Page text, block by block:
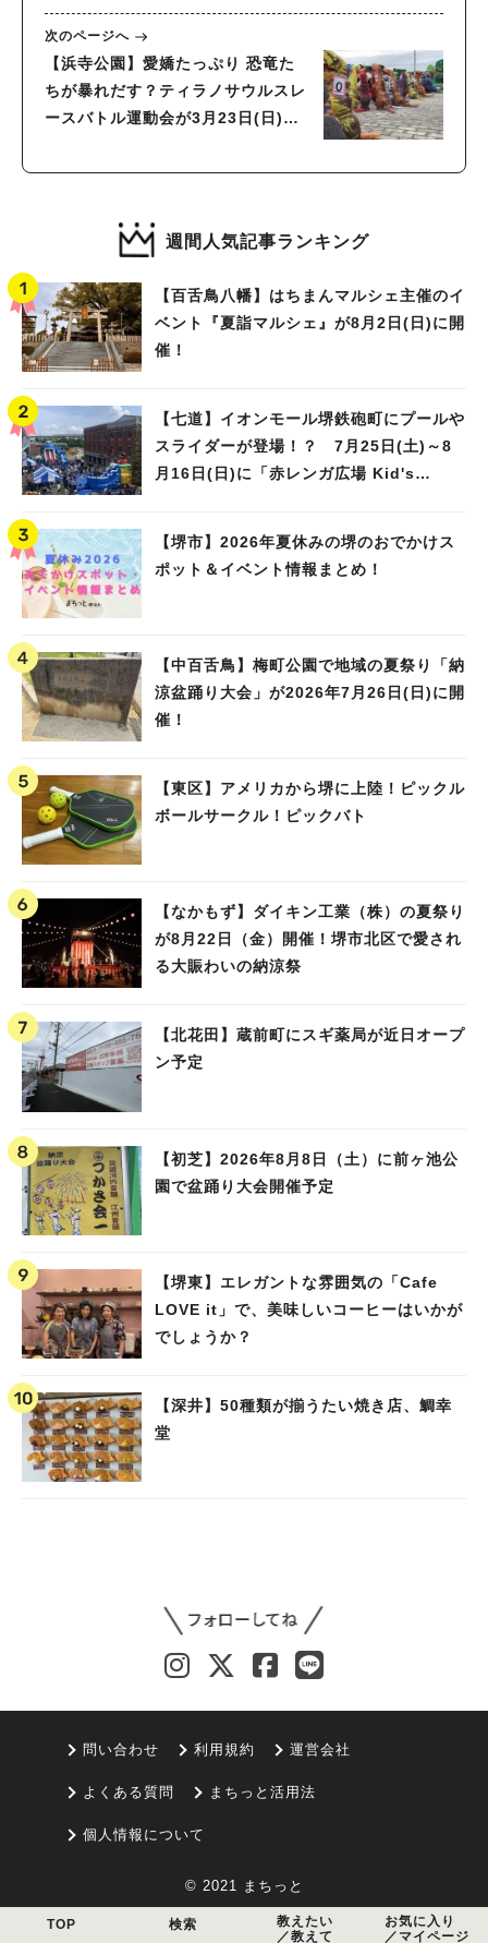
次のページへ
【浜寺公園】愛嬌たっぷり 恐竜た
ちが暴れだす？ティラノサウルスレ
ースバトル運動会が3月23日(日)に
週間人気記事ランキング
【百舌鳥八幡】はちまんマルシェ主催のイ
ベント『夏詣マルシェ』が8月2日(日)に開
催！
【七道】イオンモール堺鉄砲町にプールや
スライダーが登場！？ 7月25日(土)～8
月16日(日)に「赤レンガ広場 Kid's
【堺市】2026年夏休みの堺のおでかけス
ポット＆イベント情報まとめ！
【中百舌鳥】梅町公園で地域の夏祭り「納
涼盆踊り大会」が2026年7月26日(日)に開
催！
【東区】アメリカから堺に上陸！ピックル
ボールサークル！ピックバト
【なかもず】ダイキン工業（株）の夏祭り
が8月22日（金）開催！堺市北区で愛され
る大賑わいの納涼祭
【北花田】蔵前町にスギ薬局が近日オープ
ン予定
【初芝】2026年8月8日（土）に前ヶ池公
園で盆踊り大会開催予定
【堺東】エレガントな雰囲気の「Cafe
LOVE it」で、美味しいコーヒーはいかが
でしょうか？
【深井】50種類が揃うたい焼き店、鯛幸
堂
問い合わせ 利用規約 運営会社
よくある質問 まちっと活用法
個人情報について
© 2021 まちっと
TOP 検索
教えたい
／教えて
お気に入り
／マイページ